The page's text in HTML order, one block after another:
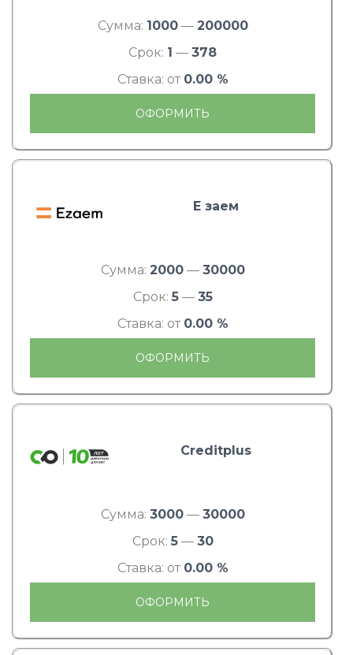
Сумма: 1000— 200000
Срок: 1 — 378
Ставка: от 0.00 %
ОФОРМИТЬ
Е заем
Сумма: 2000— 30000
Срок: 5— 35
Ставка: от 0.00 %
ОФОРМИТЬ
Creditplus
Сумма: 3000— 30000
Срок: 5— 30
Ставка: от 0.00 %
ОФОРМИТЬ